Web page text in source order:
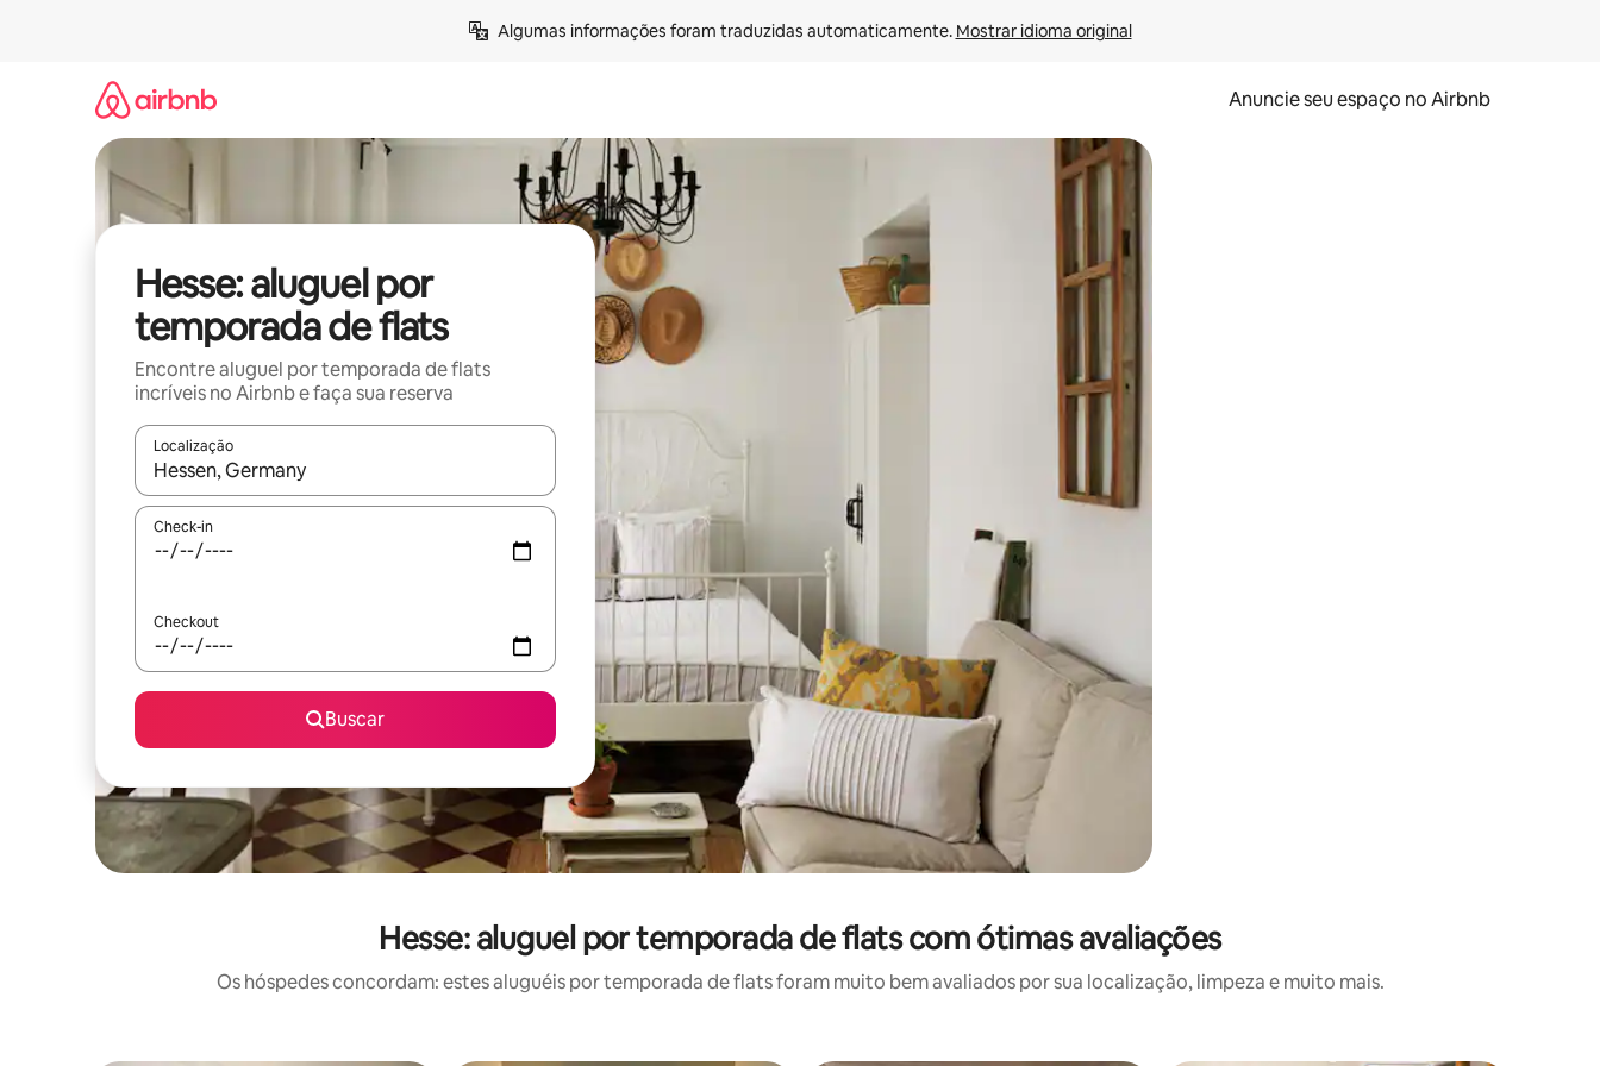
Algumas informações foram traduzidas automaticamente. Mostrar idioma original
Anuncie seu espaço no Airbnb
Hesse: aluguel por
temporada de flats
Encontre aluguel por temporada de flats
incríveis no Airbnb e faça sua reserva
Localização
Quando os resultados estiverem disponíveis, explore-os usando as seta para cima e para baixo do teclado ou tocando e deslizando o dedo na tela.
Check-in
Checkout
Buscar
Hesse: aluguel por temporada de flats com ótimas avaliações
Os hóspedes concordam: estes aluguéis por temporada de flats foram muito bem avaliados por sua localização, limpeza e muito mais.